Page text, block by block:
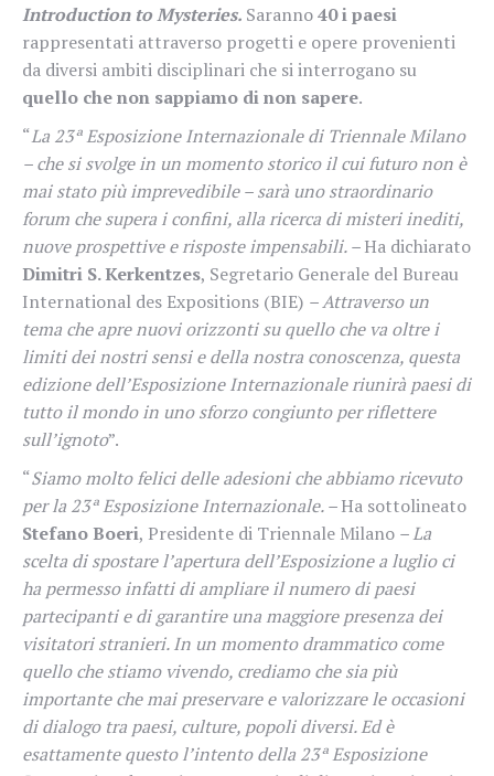
Introduction to Mysteries. Saranno40 i paesi
rappresentati attraverso progetti e opere provenienti
da diversi ambiti disciplinari che si interrogano su
quello che non sappiamo di non sapere.
“La 23ª Esposizione Internazionale di Triennale Milano
– che si svolge in un momento storico il cui futuro non è
mai stato più imprevedibile – sarà uno straordinario
forum che supera i confini, alla ricerca di misteri inediti,
nuove prospettive e risposte impensabili. –Ha dichiarato
Dimitri S. Kerkentzes, Segretario Generale del Bureau
International des Expositions (BIE) – Attraverso un
tema che apre nuovi orizzonti su quello che va oltre i
limiti dei nostri sensi e della nostra conoscenza, questa
edizione dell’Esposizione Internazionale riunirà paesi di
tutto il mondo in uno sforzo congiunto per riflettere
sull’ignoto”.
“Siamo molto felici delle adesioni che abbiamo ricevuto
per la 23ª Esposizione Internazionale. –Ha sottolineato
Stefano Boeri, Presidente di Triennale Milano – La
scelta di spostare l’apertura dell’Esposizione a luglio ci
ha permesso infatti di ampliare il numero di paesi
partecipanti e di garantire una maggiore presenza dei
visitatori stranieri. In un momento drammatico come
quello che stiamo vivendo, crediamo che sia più
importante che mai preservare e valorizzare le occasioni
di dialogo tra paesi, culture, popoli diversi. Ed è
esattamente questo l’intento della 23ª Esposizione